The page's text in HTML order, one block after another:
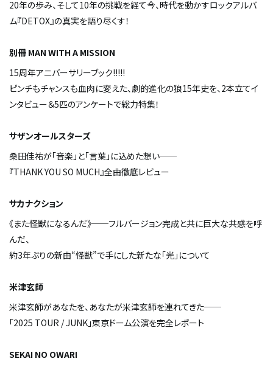
20年の歩み、そして10年の挑戦を経て今、時代を動かすロックアルバ
ム『DETOX』の真実を語り尽くす！
別冊 MAN WITH A MISSION
15周年アニバーサリーブック!!!!!
ピンチもチャンスも血肉に変えた、劇的進化の狼15年史を、2本立てイ
ンタビュー＆5匹のアンケートで総力特集！
サザンオールスターズ
桑田佳祐が「音楽」と「言葉」に込めた想い──
『THANK YOU SO MUCH』全曲徹底レビュー
サカナクション
《また怪獣になるんだ》──フルバージョン完成と共に巨大な共感を呼
んだ、
約3年ぶりの新曲“怪獣”で手にした新たな「光」について
米津玄師
米津玄師があなたを、あなたが米津玄師を連れてきた──
「2025 TOUR / JUNK」東京ドーム公演を完全レポート
SEKAI NO OWARI